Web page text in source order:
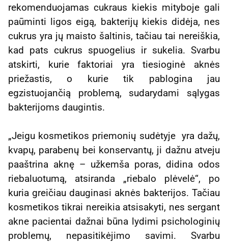
rekomenduojamas cukraus kiekis mityboje gali
paūminti ligos eigą, bakterijų kiekis didėja, nes
cukrus yra jų maisto šaltinis, tačiau tai nereiškia,
kad pats cukrus spuogelius ir sukelia. Svarbu
atskirti, kurie faktoriai yra tiesioginė aknės
priežastis, o kurie tik pablogina jau
egzistuojančią problemą, sudarydami sąlygas
bakterijoms daugintis.
„Jeigu kosmetikos priemonių sudėtyje yra dažų,
kvapų, parabenų bei konservantų, ji dažnu atveju
paaštrina aknę – užkemša poras, didina odos
riebaluotumą, atsiranda „riebalo plėvelė“, po
kuria greičiau dauginasi aknės bakterijos. Tačiau
kosmetikos tikrai nereikia atsisakyti, nes sergant
akne pacientai dažnai būna lydimi psichologinių
problemų, nepasitikėjimo savimi. Svarbu